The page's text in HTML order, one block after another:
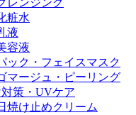
レンジング
粧水
液
容液
ック・フェイスマスク
マージュ・ピーリング
対策・UVケア
焼け止めクリーム